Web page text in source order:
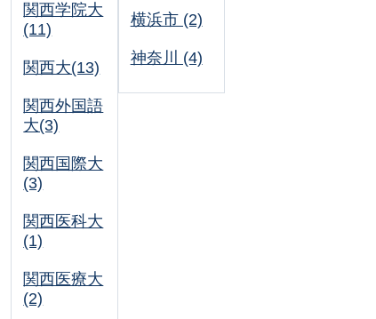
関西学院大
(11)
関西大(13)
関西外国語
大(3)
関西国際大
(3)
関西医科大
(1)
関西医療大
(2)
横浜市 (2)
神奈川 (4)